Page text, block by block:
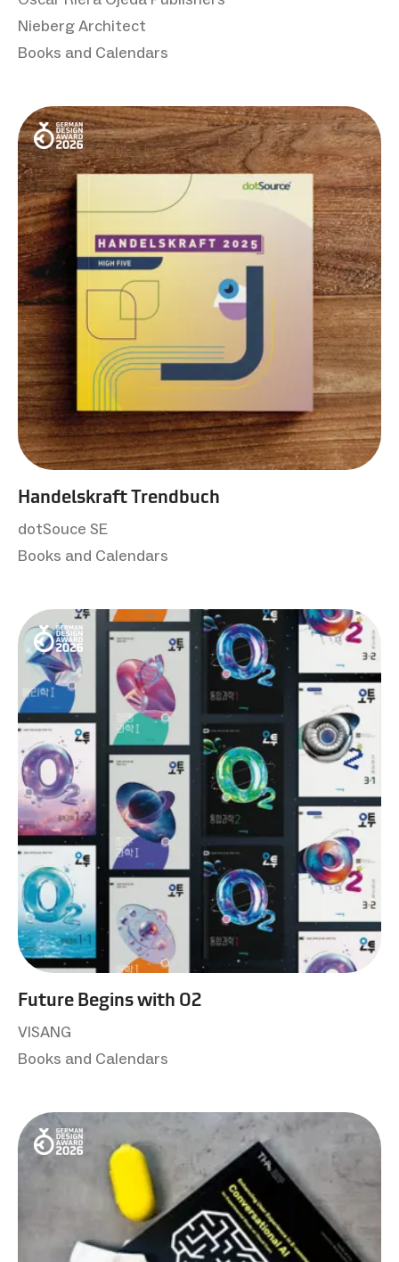
Nieberg Architect
Books and Calendars
Handelskraft Trendbuch
dotSouce SE
Books and Calendars
Future Begins with O2
VISANG
Books and Calendars